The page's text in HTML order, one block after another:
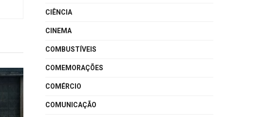
CIÊNCIA
CINEMA
COMBUSTÍVEIS
COMEMORAÇÕES
COMÉRCIO
COMUNICAÇÃO